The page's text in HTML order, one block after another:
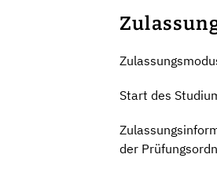
Start des
der